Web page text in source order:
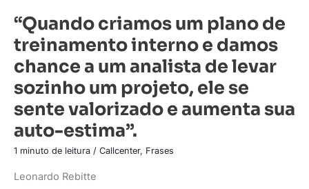
“Quando criamos um plano de
treinamento interno e damos
chance a um analista de levar
sozinho um projeto, ele se
sente valorizado e aumenta sua
auto-estima”.
1 minuto de leitura / Callcenter, Frases
Leonardo Rebitte
“Quando
criamos
um
plano
de
treinamento
interno
e
damos
chance
a
um
analista
levar
um
projeto,